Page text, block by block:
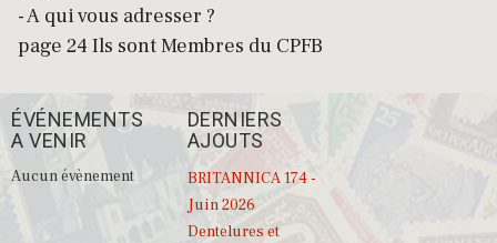
- A qui vous adresser ?
page 24 Ils sont Membres du CPFB
ÉVÉNEMENTS
A VENIR
Aucun évènement
DERNIERS
AJOUTS
BRITANNICA 174 -
Juin 2026
Dentelures et